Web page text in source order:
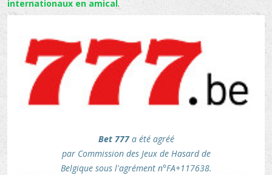
internationaux en amical .
Bet 777a été agréé
par Commission des Jeux de Hasard de
Belgique sous l'agrément n°FA+117638.